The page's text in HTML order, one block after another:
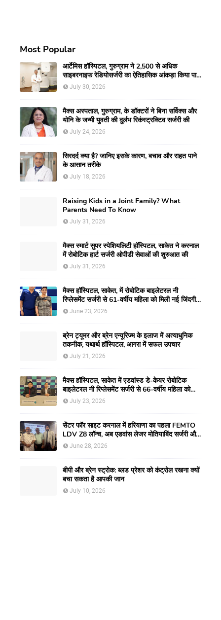
Most Popular
आर्टेमिस हॉस्पिटल, गुरुग्राम ने 2,500 से अधिक
साइबरनाइफ रेडियोसर्जरी का ऐतिहासिक आंकड़ा किया पार,
प्रिसिशन ट्रीटमेंट में मजबूत की अपनी अग्रणी पहचान
July 30, 2026
मैक्स अस्पताल, गुरुग्राम, के डॉक्टरों ने बिना सर्विक्स और
योनि के जन्मी युवती की दुर्लभ रिकंस्ट्रक्टिव सर्जरी की
July 24, 2026
सिरदर्द क्या है? जानिए इसके कारण, बचाव और राहत पाने
के आसान तरीके
July 18, 2026
Raising Kids in a Joint Family? What
Parents Need To Know
July 31, 2026
मैक्स स्मार्ट सुपर स्पेशियलिटी हॉस्पिटल, साकेत ने करनाल
में रोबोटिक हार्ट सर्जरी ओपीडी सेवाओं की शुरुआत की
July 31, 2026
मैक्स हॉस्पिटल, साकेत, में रोबोटिक बाइलेटरल नी
रिप्लेसमेंट सर्जरी से 61-वर्षीय महिला को मिली नई जिंदगी,
हुआ सेम-डे डिस्चार्ज
June 23, 2026
ब्रेन ट्यूमर और ब्रेन एन्यूरिज्म के इलाज में अत्याधुनिक
तकनीक, यथार्थ हॉस्पिटल, आगरा में सफल उपचार
July 21, 2026
मैक्स हॉस्पिटल, साकेत में एडवांस्ड डे-केयर रोबोटिक
बाइलेटरल नी रिप्लेसमेंट सर्जरी से 66-वर्षीय महिला को
मिली नई गतिशीलता
July 23, 2026
सेंटर फॉर साइट करनाल में हरियाणा का पहला FEMTO
LDV Z8 लॉन्च, अब एडवांस लेजर मोतियाबिंद सर्जरी और
CLEAR विजन करेक्शन की सुविधा
June 28, 2026
बीपी और ब्रेन स्ट्रोक: ब्लड प्रेशर को कंट्रोल रखना क्यों
बचा सकता है आपकी जान
July 10, 2026